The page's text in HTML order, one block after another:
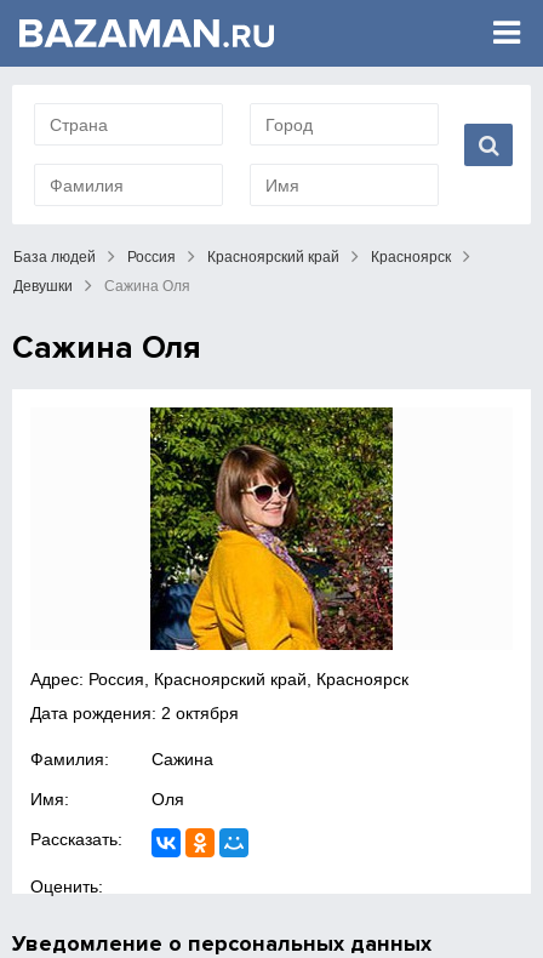
База людей Россия Красноярский край
Красноярск
Девушки
Сажина Оля
Сажина Оля
Адрес: Россия, Красноярский край, Красноярск
Дата рождения: 2 октября
Фамилия: Сажина
Имя: Оля
Рассказать:
Оценить:
Уведомление о персональных данных